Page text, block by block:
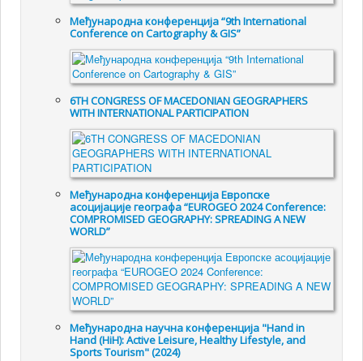
Међународна конференција “9th International
Conference on Cartography & GIS”
6TH CONGRESS OF MACEDONIAN GEOGRAPHERS
WITH INTERNATIONAL PARTICIPATION
Међународна конференција Европске
асоцијације географа “EUROGEO 2024 Conference:
COMPROMISED GEOGRAPHY: SPREADING A NEW
WORLD”
Међународна научна конференција "Hand in
Hand (HiH): Active Leisure, Healthy Lifestyle, and
Sports Tourism" (2024)